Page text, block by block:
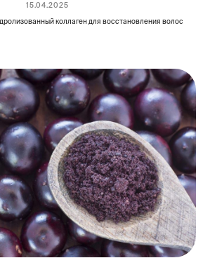
15.04.2025
коллаген для восстановления волос